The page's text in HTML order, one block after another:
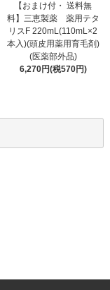
【おまけ付・ 送料無
料】三恵製薬 薬用テタ
リスF 220mL(110mL×2
本入)(頭皮用薬用育毛剤)
(医薬部外品)
6,270円(税570円)